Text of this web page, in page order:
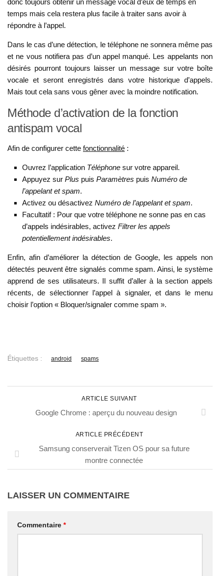
donc toujours obtenir un message vocal d’eux de temps en
temps mais cela restera plus facile à traiter sans avoir à
répondre à l’appel.
Dans le cas d’une détection, le téléphone ne sonnera même pas
et ne vous notifiera pas d’un appel manqué. Les appelants non
désirés pourront toujours laisser un message sur votre boîte
vocale et seront enregistrés dans votre historique d’appels.
Mais tout cela sans vous gêner avec la moindre notification.
Méthode d’activation de la fonction
antispam vocal
Afin de configurer cette fonctionnalité :
Ouvrez l’application Téléphone sur votre appareil.
Appuyez sur Plus puis Paramètres puis Numéro de
l’appelant et spam.
Activez ou désactivez Numéro de l’appelant et spam.
Facultatif : Pour que votre téléphone ne sonne pas en cas
d’appels indésirables, activez Filtrer les appels
potentiellement indésirables.
Enfin, afin d’améliorer la détection de Google, les appels non
détectés peuvent être signalés comme spam. Ainsi, le système
apprend de ses utilisateurs. Il suffit d’aller à la section appels
récents, de sélectionner l’appel à signaler, et dans le menu
choisir l’option « Bloquer/signaler comme spam ».
Étiquettes : android spams
ARTICLE SUIVANT
Google Chrome : aperçu du nouveau design
ARTICLE PRÉCÉDENT
Samsung conserverait Tizen OS pour sa future
montre connectée
LAISSER UN COMMENTAIRE
Commentaire *